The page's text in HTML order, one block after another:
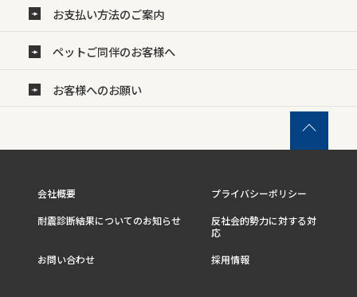
お支払い方法のご案内
ペットご同伴のお客様へ
お客様へのお願い
会社概要
プライバシーポリシー
耐震診断結果についてのお知らせ
反社会的勢力に対する対
応
お問い合わせ
採用情報